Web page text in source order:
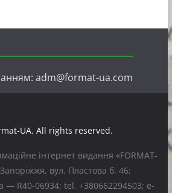
adm@format-ua.com
UA. All rights reserved.
інтернет видання «FORMAT-
вул. Пластова б. 46;
— R40-06934; tel. +380662294503; e-